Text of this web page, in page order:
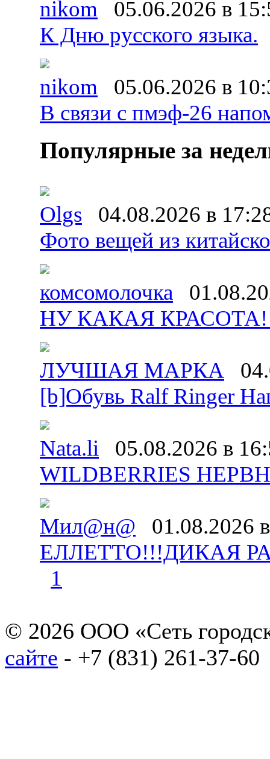
nikom
05.06.2026 в
К Дню русского языка.
nikom
05.06.2026 в
В связи с пмэф-26
Популярные за
Olgs
04.08.2026 в
Фото вещей из
комсомолочка
НУ КАКАЯ
ЛУЧШАЯ МАРКА
[b]Обувь Ralf Ringer
Nata.li
05.08.2026 в
WILDBERRIES
Мил@н@
01.08.2026
ЕЛЛЕТТО!!!ДИКАЯ
1
© 2026 ООО «Сеть
сайте - +7 (831) 261-37-60